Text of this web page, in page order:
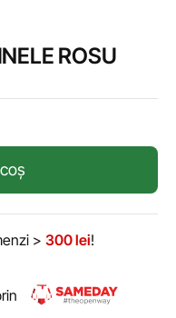
ROSU
> 300 lei!